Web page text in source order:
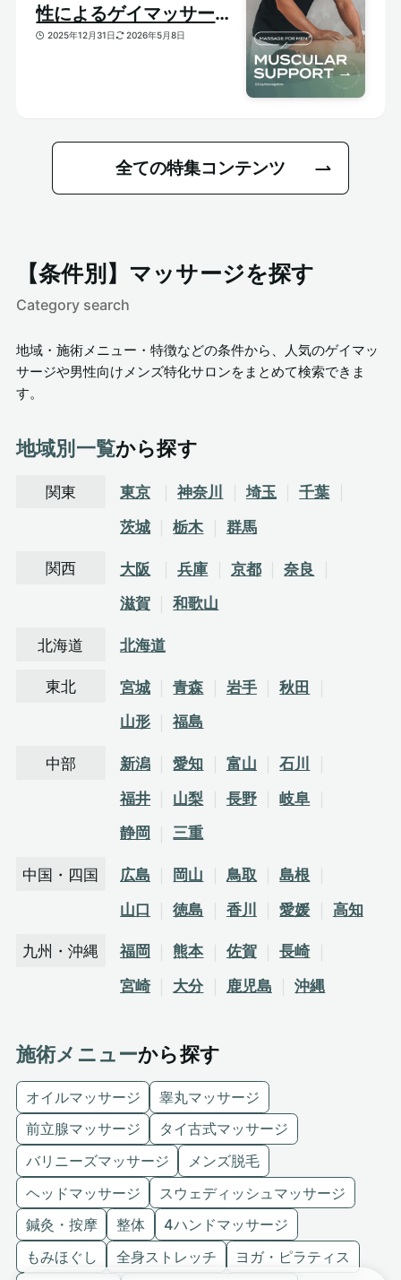
性によるゲイマッサージ
特集｜おすすめ筋肉質メ
2025年12月31日 2026年5月8日
全ての特集コンテンツ
【条件別】マッサージを探す
Category search
地域・施術メニュー・特徴などの条件から、人気のゲイマッ
サージや男性向けメンズ特化サロンをまとめて検索できま
す。
地域別一覧から探す
関東 東京 神奈川 埼玉
千葉
茨城
栃木 群馬
関西 大阪 兵庫 京都
奈良
滋賀
和歌山
北海道 北海道
東北 宮城 青森 岩手
秋田
山形
福島
中部 新潟 愛知 富山
石川
福井
山梨 長野
岐阜
静岡
三重
中国・四国 広島 岡山 鳥取
島根
山口
徳島 香川 愛媛 高知
九州・沖縄 福岡 熊本 佐賀
長崎
宮崎
大分 鹿児島 沖縄
施術メニューから探す
オイルマッサージ
睾丸マッサージ
前立腺マッサージ
タイ古式マッサージ
バリニーズマッサージ
メンズ脱毛
ヘッドマッサージ
スウェディッシュマッサージ
鍼灸・按摩
整体
4ハンドマッサージ
もみほぐし
全身ストレッチ
ヨガ・ピラティス